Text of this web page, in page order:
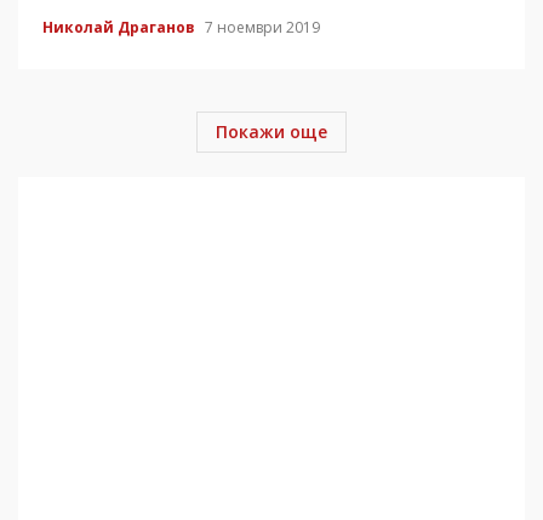
Николай Драганов 7 ноември 2019
Покажи още